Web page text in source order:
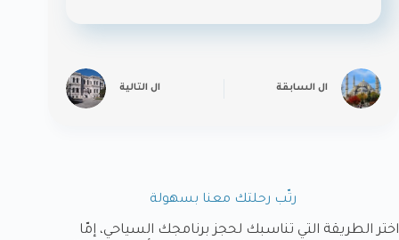
ال السابقة ال التالية
رتّب رحلتك معنا بسهولة
اختر الطريقة التي تناسبك لحجز برنامجك السياحي، إمّا